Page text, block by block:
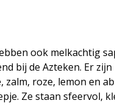
ook melkachtig
bij de Azteken. Er
roze, lemon en
Ze staan sfeervol,